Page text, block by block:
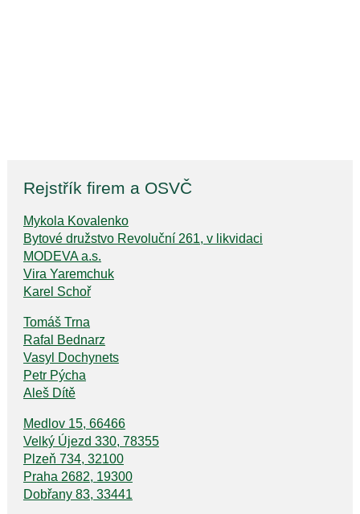
Rejstřík firem a OSVČ
Mykola Kovalenko
Bytové družstvo Revoluční 261, v likvidaci
MODEVA a.s.
Vira Yaremchuk
Karel Schoř
Tomáš Trna
Rafal Bednarz
Vasyl Dochynets
Petr Pýcha
Aleš Dítě
Medlov 15, 66466
Velký Újezd 330, 78355
Plzeň 734, 32100
Praha 2682, 19300
Dobřany 83, 33441